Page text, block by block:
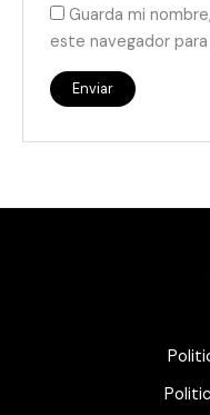
Guarda mi
este navegador